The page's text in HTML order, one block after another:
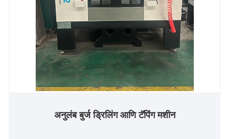
अनुलंब बुर्ज ड्रिलिंग आणि टॅपिंग मशीन